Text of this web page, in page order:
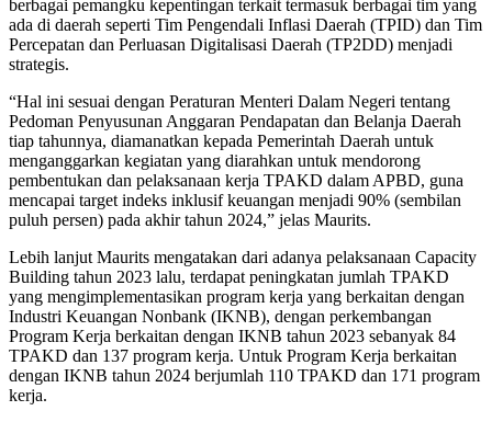
berbagai pemangku kepentingan terkait termasuk berbagai tim yang
ada di daerah seperti Tim Pengendali Inflasi Daerah (TPID) dan Tim
Percepatan dan Perluasan Digitalisasi Daerah (TP2DD) menjadi
strategis.
“Hal ini sesuai dengan Peraturan Menteri Dalam Negeri tentang
Pedoman Penyusunan Anggaran Pendapatan dan Belanja Daerah
tiap tahunnya, diamanatkan kepada Pemerintah Daerah untuk
menganggarkan kegiatan yang diarahkan untuk mendorong
pembentukan dan pelaksanaan kerja TPAKD dalam APBD, guna
mencapai target indeks inklusif keuangan menjadi 90% (sembilan
puluh persen) pada akhir tahun 2024,” jelas Maurits.
Lebih lanjut Maurits mengatakan dari adanya pelaksanaan Capacity
Building tahun 2023 lalu, terdapat peningkatan jumlah TPAKD
yang mengimplementasikan program kerja yang berkaitan dengan
Industri Keuangan Nonbank (IKNB), dengan perkembangan
Program Kerja berkaitan dengan IKNB tahun 2023 sebanyak 84
TPAKD dan 137 program kerja. Untuk Program Kerja berkaitan
dengan IKNB tahun 2024 berjumlah 110 TPAKD dan 171 program
kerja.